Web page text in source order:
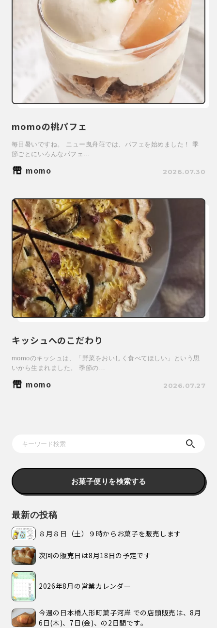
momoの桃パフェ
毎日暑いですね。 ニュー曳舟荘では、パフェを始めました！ 季
節ごとにいろんなパフェ…
momo 2026.07.30
キッシュへのこだわり
momoのキッシュは、「野菜をおいしく食べてほしい」という思
いから生まれました。 季節の…
momo 2026.07.27
お菓子便りを検索する
最新の投稿
８月８日（土）９時からお菓子を販売します
次回の販売日は8月18日の予定です
2026年8月の営業カレンダー
今週の日本橋人形町菓子河岸 での店頭販売は、8月
6日(木)、7日(金)、の2日間です。